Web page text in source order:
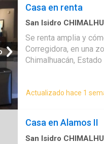
Casa en renta
San Isidro
Se renta amplia y
Corregidora, en una
Chimalhuacán,
comodidad en un
La casa dispone de:
estacionamiento. Se
transporte público y
Actualizado hace 1
Casa en Alamos II
San Isidro